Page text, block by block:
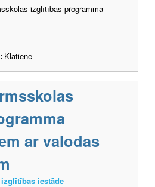
izglītības programma
Klātiene
ar valodas
iestāde